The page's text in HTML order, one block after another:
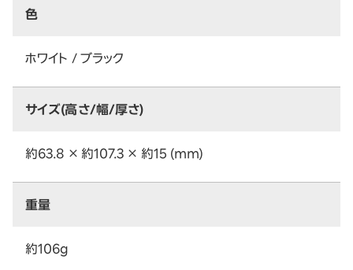
色
ホワイト / ブラック
サイズ(高さ/幅/厚さ)
約63.8 × 約107.3 × 約15 (mm)
重量
約106g